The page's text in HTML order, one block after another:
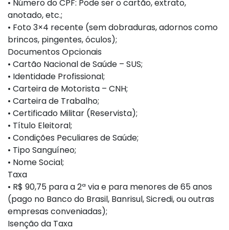
• Número do CPF: Pode ser o cartão, extrato,
anotado, etc.;
• Foto 3×4 recente (sem dobraduras, adornos como
brincos, pingentes, óculos);
Documentos Opcionais
• Cartão Nacional de Saúde – SUS;
• Identidade Profissional;
• Carteira de Motorista – CNH;
• Carteira de Trabalho;
• Certificado Militar (Reservista);
• Título Eleitoral;
• Condições Peculiares de Saúde;
• Tipo Sanguíneo;
• Nome Social;
Taxa
• R$ 90,75 para a 2ª via e para menores de 65 anos
(pago no Banco do Brasil, Banrisul, Sicredi, ou outras
empresas conveniadas);
Isenção da Taxa